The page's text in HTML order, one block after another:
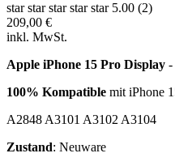
star star star star star 5.00 (2)
209,00 €
inkl. MwSt.
Apple iPhone 15 Pro Display -
100% Kompatible mit iPhone
A2848 A3101 A3102 A3104
Zustand: Neuware